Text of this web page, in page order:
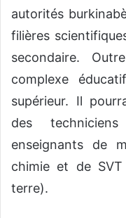
autorités
filières
secondaire.
complexe
supérieur. Il
des
enseignants de
chimie et de
terre).